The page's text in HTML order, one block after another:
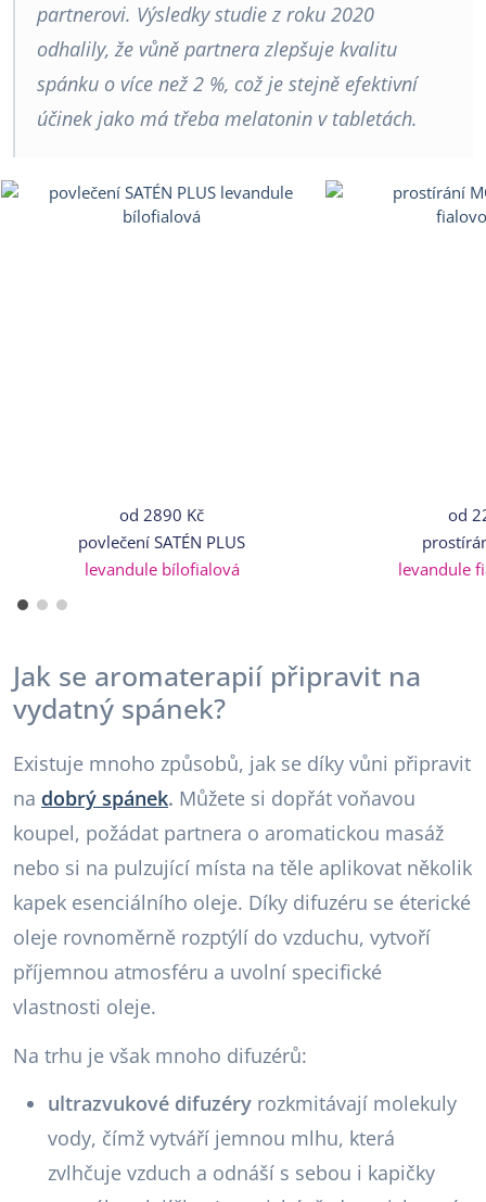
partnerovi. Výsledky studie z roku 2020
odhalily, že vůně partnera zlepšuje kvalitu
spánku o více než 2 %, což je stejně efektivní
účinek jako má třeba melatonin v tabletách.
od 2890 Kč
povlečení SATÉN PLUS
levandule bílofialová
od
levandule
Jak se aromaterapií připravit na
vydatný spánek?
Existuje mnoho způsobů, jak se díky vůni připravit
na dobrý spánek. Můžete si dopřát voňavou
koupel, požádat partnera o aromatickou masáž
nebo si na pulzující místa na těle aplikovat několik
kapek esenciálního oleje. Díky difuzéru se éterické
oleje rovnoměrně rozptýlí do vzduchu, vytvoří
příjemnou atmosféru a uvolní specifické
vlastnosti oleje.
Na trhu je však mnoho difuzérů:
ultrazvukové difuzéry rozkmitávají molekuly
vody, čímž vytváří jemnou mlhu, která
zvlhčuje vzduch a odnáší s sebou i kapičky